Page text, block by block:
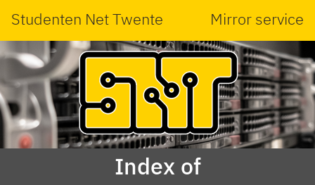
Studenten Net Twente Mirror service
Index of